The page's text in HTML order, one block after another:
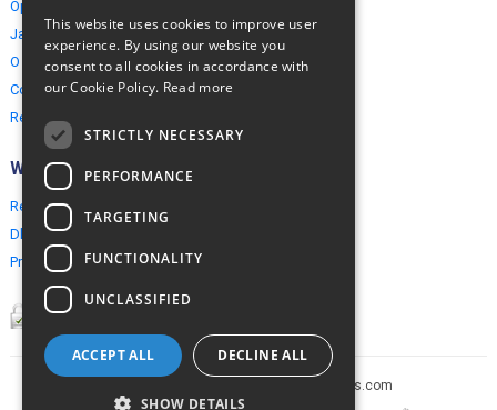
Opinie naszych klientów
Jak rezerwować?
O EuropeMountains.com
Cookies, Prywatność, Bezpieczeństwo
Regulamin
Współpraca
Rezerwacja grupowa
Dla agentów turystycznych
Program partnerski
Copyright © 2005-2026 europe-mountains.com
This website uses cookies to improve user
experience. By using our website you
consent to all cookies in accordance with
our Cookie Policy. Read more
STRICTLY NECESSARY
PERFORMANCE
TARGETING
FUNCTIONALITY
UNCLASSIFIED
ACCEPT ALL DECLINE ALL
SHOW DETAILS